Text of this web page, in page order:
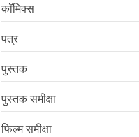
कॉमिक्स
पत्र
पुस्तक
पुस्तक समीक्षा
फिल्म समीक्षा